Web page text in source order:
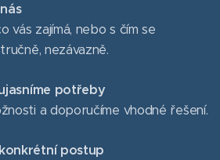
vás zajímá, nebo s čím se
nezávazně.
potřeby
a doporučíme vhodné řešení.
postup